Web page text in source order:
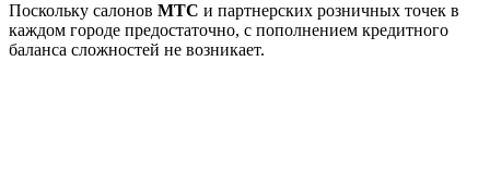
Поскольку салонов МТС и партнерских розничных точек в
каждом городе предостаточно, с пополнением кредитного
баланса сложностей не возникает.